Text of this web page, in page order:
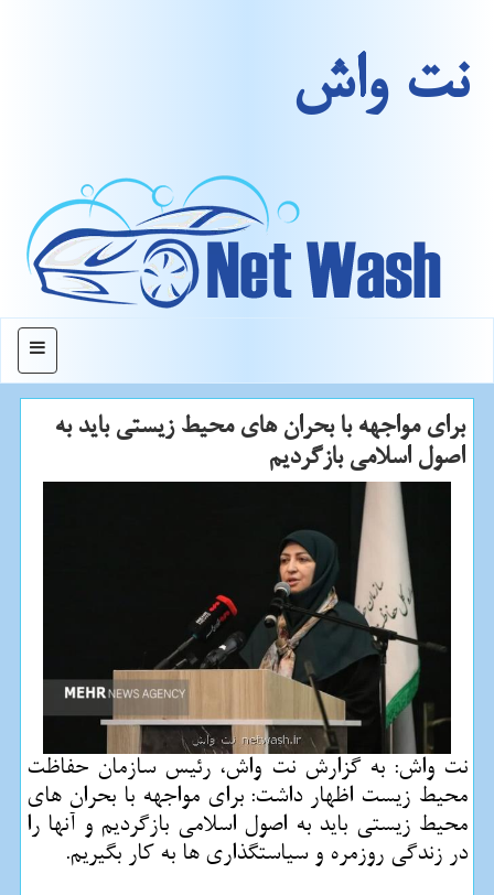
نت واش
منو
برای مواجهه با بحران های محیط زیستی باید به
اصول اسلامی بازگردیم
نت واش: به گزارش نت واش، رئیس سازمان حفاظت
محیط زیست اظهار داشت: برای مواجهه با بحران های
محیط زیستی باید به اصول اسلامی بازگردیم و آنها را
در زندگی روزمره و سیاستگذاری ها به کار بگیریم.